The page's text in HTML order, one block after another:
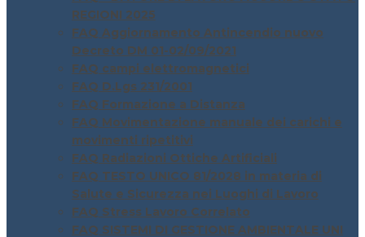
REGIONI 2025
FAQ Aggiornamento Antincendio nuovo
Decreto DM 01-02/09/2021
FAQ campi elettromagnetici
FAQ D.Lgs 231/2001
FAQ Formazione a Distanza
FAQ Movimentazione manuale dei carichi e
movimenti ripetitivi
FAQ Radiazioni Ottiche Artificiali
FAQ TESTO UNICO 81/2028 in materia di
Salute e Sicurezza nei Luoghi di Lavoro
FAQ Stress Lavoro Correlato
FAQ SISTEMI DI GESTIONE AMBIENTALE UNI